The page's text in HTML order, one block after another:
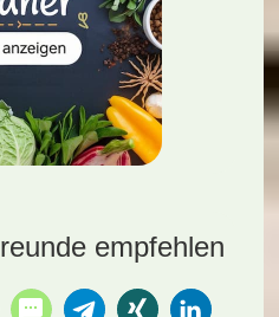
empfehlen